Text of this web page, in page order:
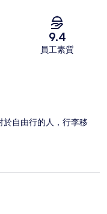
9.4
員工素質
自由行的人，行李移